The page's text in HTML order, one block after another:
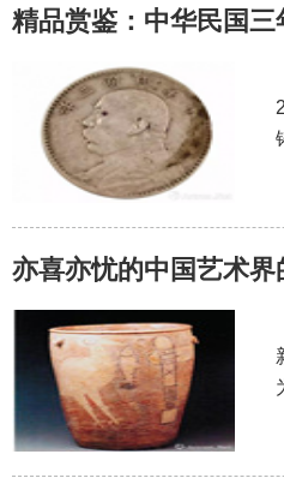
精品赏鉴：中华民国三
亦喜亦忧的中国艺术界